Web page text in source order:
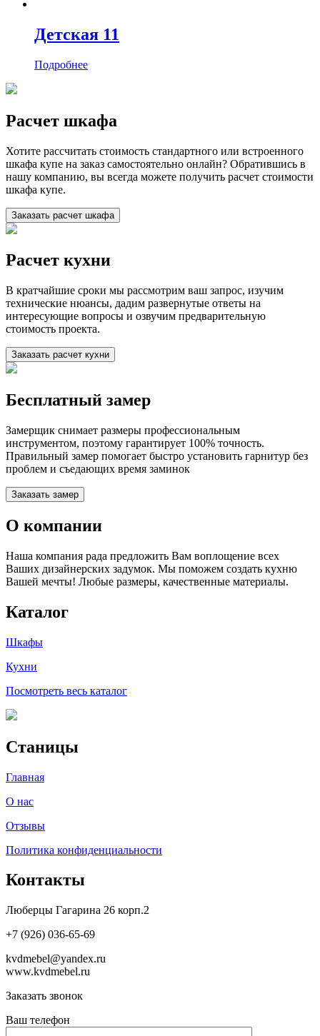
Детская 11
Подробнее
Расчет шкафа
Хотите рассчитать стоимость стандартного или встроенного
шкафа купе на заказ самостоятельно онлайн? Обратившись в
нашу компанию, вы всегда можете получить расчет стоимости
шкафа купе.
Заказать расчет шкафа
Расчет кухни
В кратчайшие сроки мы рассмотрим ваш запрос, изучим
технические нюансы, дадим развернутые ответы на
интересующие вопросы и озвучим предварительную
стоимость проекта.
Заказать расчет кухни
Бесплатный замер
Замерщик снимает размеры профессиональным
инструментом, поэтому гарантирует 100% точность.
Правильный замер помогает быстро установить гарнитур без
проблем и съедающих время заминок
Заказать замер
О компании
Наша компания рада предложить Вам воплощение всех
Ваших дизайнерских задумок. Мы поможем создать кухню
Вашей мечты! Любые размеры, качественные материалы.
Каталог
Шкафы
Кухни
Посмотреть весь каталог
Станицы
Главная
О нас
Отзывы
Политика конфиденциальности
Контакты
Люберцы Гагарина 26 корп.2
+7 (926) 036-65-69
kvdmebel@yandex.ru
www.kvdmebel.ru
Заказать звонок
Ваш телефон